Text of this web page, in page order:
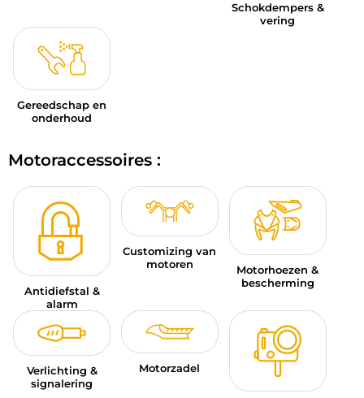
Schokdempers &
vering
Gereedschap en
onderhoud
Motoraccessoires :
Antidiefstal &
alarm
Customizing van
motoren
Motorhoezen &
bescherming
Verlichting &
signalering
Motorzadel